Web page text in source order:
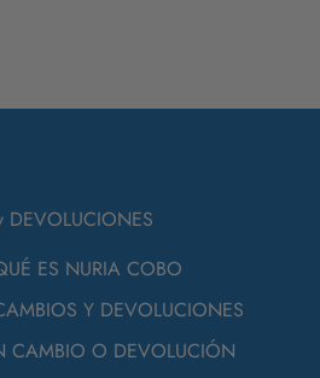
ES NURIA COBO
Y DEVOLUCIONES
CAMBIO O DEVOLUCIÓN